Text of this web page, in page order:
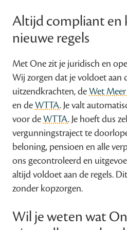
Altijd compliant en
nieuwe regels
Met One zit je juridisch en
Wij zorgen dat je voldoet aan
uitzendkrachten, deWet
en deWTTA. Je valt
voor deWTTA. Je hoeft dus
vergunningstraject te
beloning, pensioen en alle
ons gecontroleerd en
altijd voldoet aan de regels.
zonder kopzorgen.
Wil je weten wat